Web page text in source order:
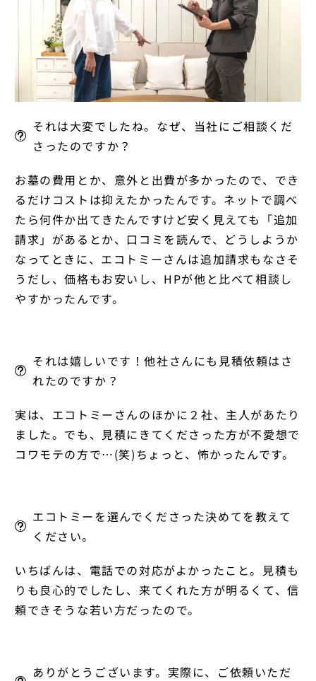
それは大変でしたね。なぜ、当社にご相談くだ
さったのですか？
お墓の費用とか、意外と出費が多かったので、でき
るだけコストは抑えたかったんです。ネットで調べ
たら何件か出てきたんですけど安く見えても「追加
請求」があるとか、口コミを読んで、どうしようか
なってときに、エコトミーさんは追加請求もなさそ
うだし、価格もお安いし、HPが他と比べて相談し
やすかったんです。
それは嬉しいです！他社さんにも見積依頼はさ
れたのですか？
実は、エコトミーさんのほかに２社、主人があたり
ました。でも、見積にきてくださった方が不愛想で
コワモテの方で…(笑)ちょっと、怖かったんです。
エコトミーを選んでくださった決めてを教えて
ください。
いちばんは、電話での対応がよかったこと。見積も
りも良心的でしたし、来てくれた方が明るくて、信
頼できそうな若い方だったので。
ありがとうございます。実際に、ご依頼いただ